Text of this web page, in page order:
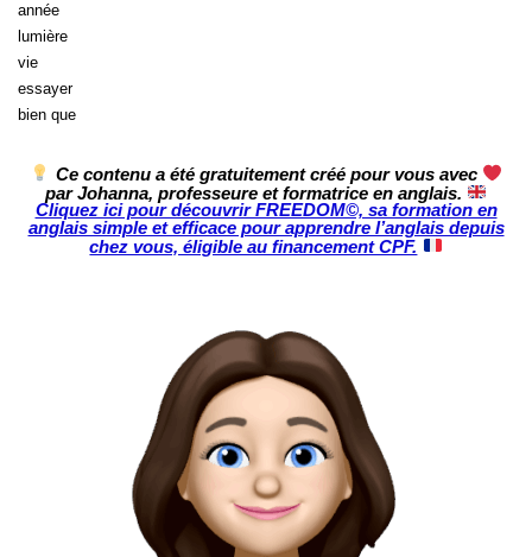
année
lumière
vie
essayer
bien que
Ce contenu a été gratuitement créé pour vous avec
par Johanna, professeure et formatrice en anglais.
Cliquez ici pour découvrir FREEDOM©, sa formation en
anglais simple et efficace pour apprendre l’anglais depuis
chez vous, éligible au financement CPF.